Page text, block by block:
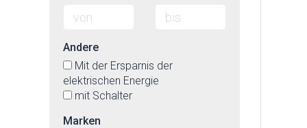
Andere
Mit der Ersparnis der
elektrischen Energie
mit Schalter
Marken